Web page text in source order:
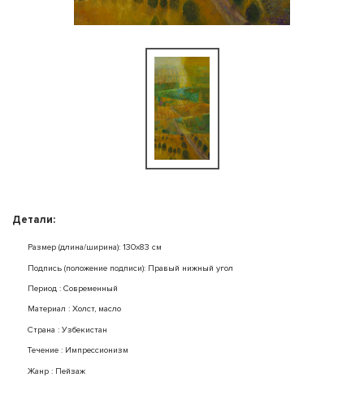
Детали:
Размер (длина/ширина): 130x83 см
Подпись (положение подписи): Правый нижный угол
Период : Современный
Mатериал : Холст, масло
Страна : Узбекистан
Течение : Импрессионизм
Жанр : Пейзаж